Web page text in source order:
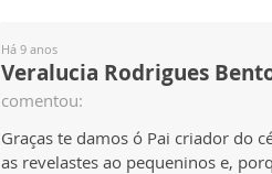
Há 9 anos
Veralucia Rodrigues
comentou:
Graças te damos ó Pai criador do
as revelastes ao pequeninos e,